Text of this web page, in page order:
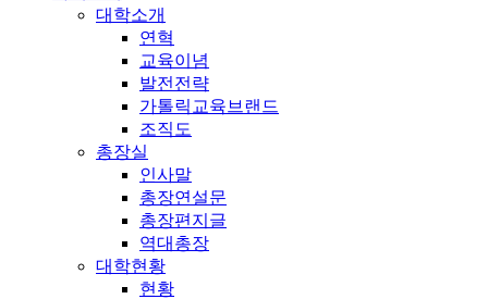
대학소개
연혁
교육이념
발전전략
가톨릭교육브랜드
조직도
총장실
인사말
총장연설문
총장편지글
역대총장
대학현황
현황